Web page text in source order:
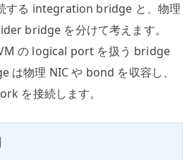
する integration bridge と、物理
bridge を分けて考えます。
の logical port を扱う bridge
物理 NIC や bond を収容し、
を接続します。